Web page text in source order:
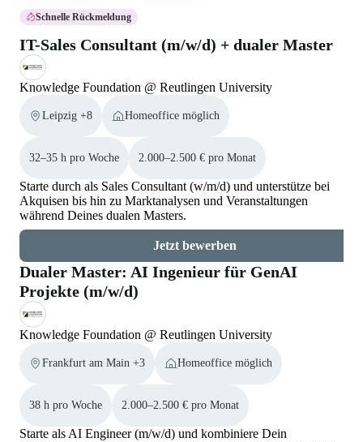
Schnelle Rückmeldung
IT-Sales Consultant (m/w/d) + dualer Master
Knowledge Foundation @ Reutlingen University
Leipzig +8 Homeoffice möglich
32–35 h pro Woche 2.000–2.500 € pro Monat
Starte durch als Sales Consultant (w/m/d) und unterstütze bei
Akquisen bis hin zu Marktanalysen und Veranstaltungen
während Deines dualen Masters.
Jetzt bewerben
Dualer Master: AI Ingenieur für GenAI
Projekte (m/w/d)
Knowledge Foundation @ Reutlingen University
Frankfurt am Main +3 Homeoffice möglich
38 h pro Woche 2.000–2.500 € pro Monat
Starte als AI Engineer (m/w/d) und kombiniere Dein